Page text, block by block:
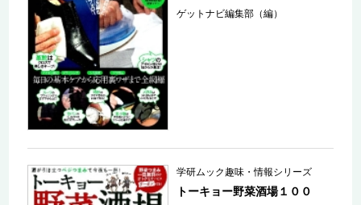
ゲットナビ編集部（編）
学研ムック趣味・情報シリーズ
トーキョー野菜酒場１００